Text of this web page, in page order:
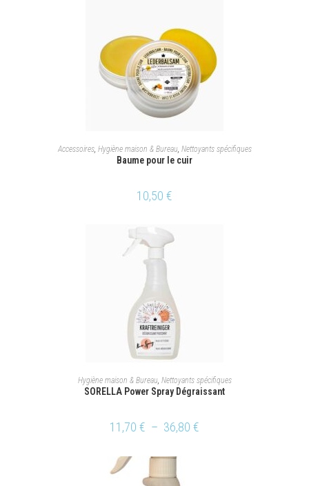
AJOUTER AU PANIER
Accessoires, Hygiène maison & Bureau Nettoyants spécifiques
Baume pour le cuir
10,50 €
LIRE LA SUITE
Hygiène maison & Bureau, Nettoyants spécifiques
SORELLA Power Spray Dégraissant
11,70 € – 36,80 €